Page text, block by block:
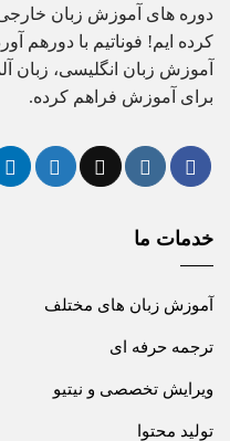
دوره های آموزش زبان
کرده ایم! فوناتیم با دورهم
آموزش زبان انگلیسی، زبان
برای آموزش فراهم کرده.
خدمات ما
آموزش زبان های مختلف
ترجمه حرفه ای
ویرایش تخصصی و نیتیو
تولید محتوا